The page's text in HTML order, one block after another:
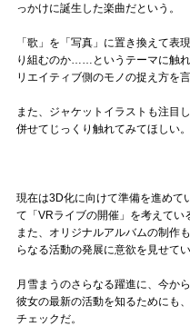
っかけに誕生した楽曲だという。
「歌」を「写真」に置き換えて表
り組むのか……というテーマに触
リエイティブ側のモノの捉え方を
また、ジャケットイラストも注目
併せてじっくり触れてみてほしい。
現在は3D化に向けて準備を進めて
て「VRライブの開催」を考えてい
また、オリジナルアルバムの制作
らなる活動の発展に意欲を見せてい
月雪まうのさらなる躍進に、今か
彼女の最新の活動を知るためにも
チェックだ。